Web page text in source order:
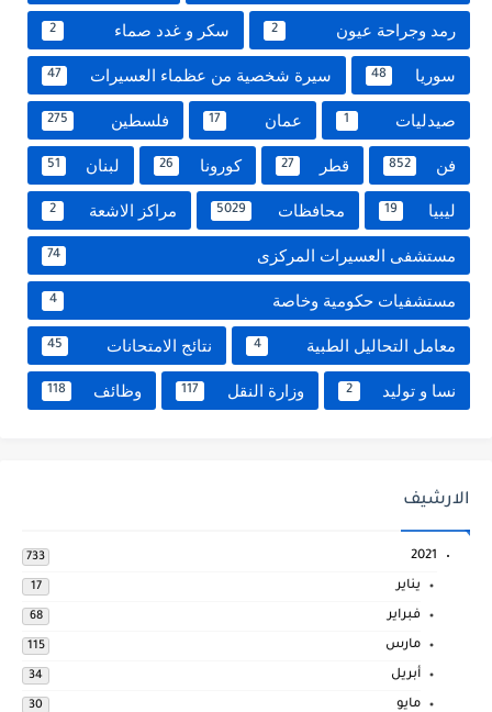
رمد وجراحة عيون 2 سكر و غدد صماء 2
سوريا 48 سيرة شخصية من عظماء العسيرات 47
صيدليات 1 عمان 17 فلسطين 275
فن 852 قطر 27 كورونا 26 لبنان 51
ليبيا 19 محافظات 5029 مراكز الاشعة 2
مستشفى العسيرات المركزى 74
مستشفيات حكومية وخاصة 4
معامل التحاليل الطبية 4 نتائج الامتحانات 45
نسا و توليد 2 وزارة النقل 117 وظائف 118
الارشيف
2021
733
يناير 17
فبراير 68
مارس 115
أبريل 34
مايو 30